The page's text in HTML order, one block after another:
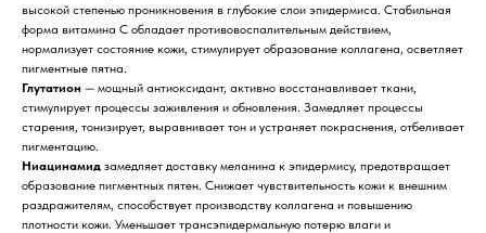
высокой степенью проникновения в глубокие слои эпидермиса. Стабильная
форма витамина С обладает противовоспалительным действием,
нормализует состояние кожи, стимулирует образование коллагена, осветляет
пигментные пятна.
Глутатион — мощный антиоксидант, активно восстанавливает ткани,
стимулирует процессы заживления и обновления. Замедляет процессы
старения, тонизирует, выравнивает тон и устраняет покраснения, отбеливает
пигментацию.
Ниацинамид замедляет доставку меланина к эпидермису, предотвращает
образование пигментных пятен. Снижает чувствительность кожи к внешним
раздражителям, способствует производству коллагена и повышению
плотности кожи. Уменьшает трансэпидермальную потерю влаги и